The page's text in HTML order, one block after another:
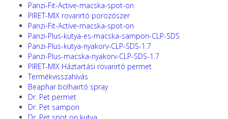
Panzi-Fit-Active-macska-spot-on
PIRET-MIX rovarirtó porozószer
Panzi-Fit-Active-macska-spot-on
Panzi-Plus-kutya-es-macska-sampon-CLP-SDS
Panzi-Plus-kutya-nyakorv-CLP-SDS-1.7
Panzi-Plus-macska-nyakorv-CLP-SDS-1.7
PIRET-MIX Háztartási rovarirtó permet
Termékvisszahívás
Beaphar bolhairtó spray
Dr. Pet permet
Dr. Pet sampon